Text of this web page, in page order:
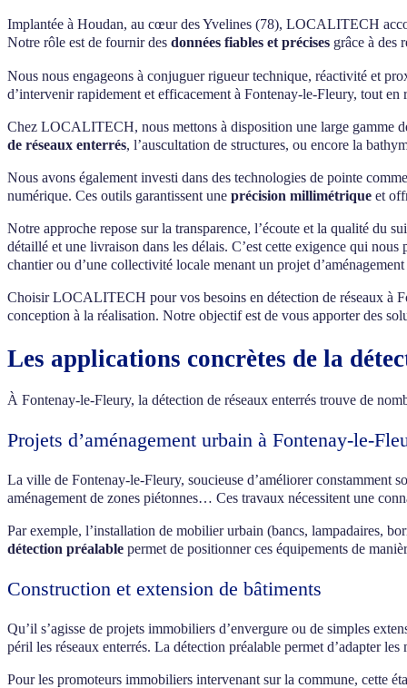
Implantée à Houdan, au cœur des Yvelines (78), LOCALITECH
Notre rôle est de fournir des données fiables et précises grâce à des
Nous nous engageons à conjuguer rigueur technique, réactivité et
d’intervenir rapidement et efficacement à Fontenay-le-Fleury, tout
Chez LOCALITECH, nous mettons à disposition une large gamme
de réseaux enterrés, l’auscultation de structures, ou encore la
Nous avons également investi dans des technologies de pointe
numérique. Ces outils garantissent une précision millimétrique et
Notre approche repose sur la transparence, l’écoute et la qualité du
détaillé et une livraison dans les délais. C’est cette exigence qui
chantier ou d’une collectivité locale menant un projet
Choisir LOCALITECH pour vos besoins en détection de réseaux à
conception à la réalisation. Notre objectif est de vous apporter des
Les applications concrètes de la
À Fontenay-le-Fleury, la détection de réseaux enterrés trouve de
Projets d’aménagement urbain à Fontenay-le-
La ville de Fontenay-le-Fleury, soucieuse d’améliorer constamment
aménagement de zones piétonnes… Ces travaux nécessitent une
Par exemple, l’installation de mobilier urbain (bancs, lampadaires,
détection préalable permet de positionner ces équipements de
Construction et extension de bâtiments
Qu’il s’agisse de projets immobiliers d’envergure ou de simples
péril les réseaux enterrés. La détection préalable permet d’adapter
Pour les promoteurs immobiliers intervenant sur la commune, cette